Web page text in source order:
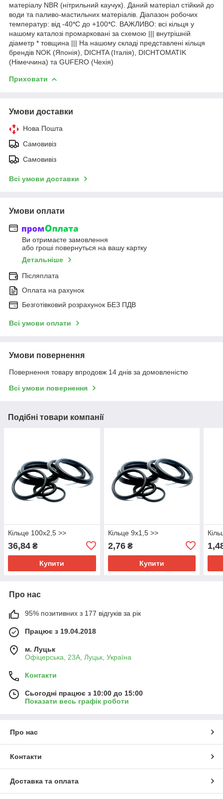
матеріалу NBR (нітрильний каучук). Даний матеріал стійкий до
води та паливо-мастильних матеріалів. Діапазон робочих
температур: від -40*С до +100*С. ВАЖЛИВО: всі кільця у
нашому каталозі промарковані за схемою ||| внутрішній
діаметр * товщина ||| На нашому складі представлені кільця
брендів NOK (Японія), DICHTA (Італія), DICHTOMATIK
(Німеччина) та GUFERO (Чехія)
Приховати
Умови доставки
Нова Пошта
Самовивіз
Самовивіз
Всі умови доставки
Умови оплати
Ви отримаєте замовлення
або гроші повернуться на вашу картку
Детальніше
Післяплата
Оплата на рахунок
Безготівковий розрахунок БЕЗ ПДВ
Всі умови оплати
Умови повернення
Повернення товару впродовж 14 днів за домовленістю
Всі умови повернення
Подібні товари компанії
Кільце 100х2,5 >>
36,84 ₴
Купити
Кільце 9х1,5 >>
2,76₴
Купити
Про нас
95% позитивних з 177 відгуків за рік
Працює з 19.04.2018
м. Луцьк
Офіцерська, 23А, Луцьк, Україна
Контакти
Сьогодні працює з 10:00 до 15:00
Показати весь графік роботи
Про нас
Контакти
Доставка та оплата